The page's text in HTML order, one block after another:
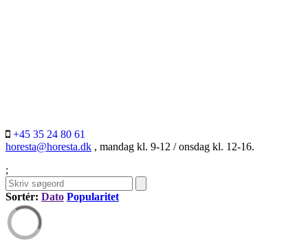
+45 35 24 80 61
horesta@horesta.dk , mandag kl. 9-12 / onsdag kl. 12-16.
;
Sortér: Dato Popularitet